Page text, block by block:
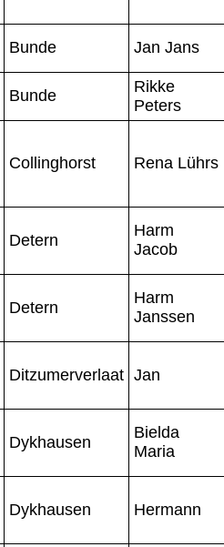
Bunde Jan Jans
Bunde
Rikke
Peters
Collinghorst Rena Lührs
Detern
Harm
Jacob
Detern
Harm
Janssen
Ditzumerverlaat Jan
Dykhausen
Bielda
Maria
Dykhausen Hermann